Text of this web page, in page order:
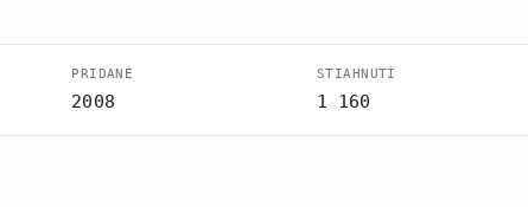
PRIDANÉ
2008
STIAHNUTÍ
1 160